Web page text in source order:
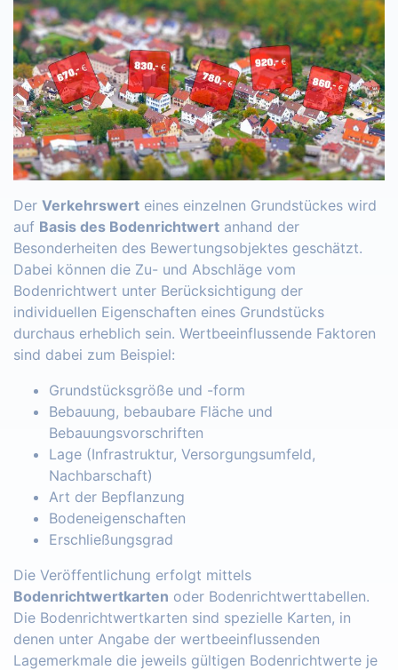
Der Verkehrswert eines einzelnen Grundstückes wird
auf Basis des Bodenrichtwert anhand der
Besonderheiten des Bewertungsobjektes geschätzt.
Dabei können die Zu- und Abschläge vom
Bodenrichtwert unter Berücksichtigung der
individuellen Eigenschaften eines Grundstücks
durchaus erheblich sein. Wertbeeinflussende Faktoren
sind dabei zum Beispiel:
Grundstücksgröße und -form
Bebauung, bebaubare Fläche und
Bebauungsvorschriften
Lage (Infrastruktur, Versorgungsumfeld,
Nachbarschaft)
Art der Bepflanzung
Bodeneigenschaften
Erschließungsgrad
Die Veröffentlichung erfolgt mittels
Bodenrichtwertkarten oder Bodenrichtwerttabellen.
Die Bodenrichtwertkarten sind spezielle Karten, in
denen unter Angabe der wertbeeinflussenden
Lagemerkmale die jeweils gültigen Bodenrichtwerte je